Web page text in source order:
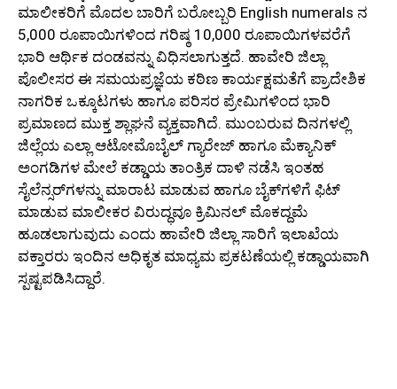
ಮಾಲೀಕರಿಗೆ ಮೊದಲ ಬಾರಿಗೆ ಬರೋಬ್ಬರಿ English numerals ನ
5,000 ರೂಪಾಯಿಗಳಿಂದ ಗರಿಷ್ಠ 10,000 ರೂಪಾಯಿಗಳವರೆಗೆ
ಭಾರಿ ಆರ್ಥಿಕ ದಂಡವನ್ನು ವಿಧಿಸಲಾಗುತ್ತದೆ. ಹಾವೇರಿ ಜಿಲ್ಲಾ
ಪೊಲೀಸರ ಈ ಸಮಯಪ್ರಜ್ಞೆಯ ಕಠಿಣ ಕಾರ್ಯಕ್ಷಮತೆಗೆ ಪ್ರಾದೇಶಿಕ
ನಾಗರಿಕ ಒಕ್ಕೂಟಗಳು ಹಾಗೂ ಪರಿಸರ ಪ್ರೇಮಿಗಳಿಂದ ಭಾರಿ
ಪ್ರಮಾಣದ ಮುಕ್ತ ಶ್ಲಾಘನೆ ವ್ಯಕ್ತವಾಗಿದೆ. ಮುಂಬರುವ ದಿನಗಳಲ್ಲಿ
ಜಿಲ್ಲೆಯ ಎಲ್ಲಾ ಆಟೋಮೊಬೈಲ್ ಗ್ಯಾರೇಜ್ ಹಾಗೂ ಮೆಕ್ಯಾನಿಕ್
ಅಂಗಡಿಗಳ ಮೇಲೆ ಕಡ್ಡಾಯ ತಾಂತ್ರಿಕ ದಾಳಿ ನಡೆಸಿ ಇಂತಹ
ಸೈಲೆನ್ಸರ್‌ಗಳನ್ನು ಮಾರಾಟ ಮಾಡುವ ಹಾಗೂ ಬೈಕ್‌ಗಳಿಗೆ ಫಿಟ್
ಮಾಡುವ ಮಾಲೀಕರ ವಿರುದ್ಧವೂ ಕ್ರಿಮಿನಲ್ ಮೊಕದ್ದಮೆ
ಹೂಡಲಾಗುವುದು ಎಂದು ಹಾವೇರಿ ಜಿಲ್ಲಾ ಸಾರಿಗೆ ಇಲಾಖೆಯ
ವಕ್ತಾರರು ಇಂದಿನ ಅಧಿಕೃತ ಮಾಧ್ಯಮ ಪ್ರಕಟಣೆಯಲ್ಲಿ ಕಡ್ಡಾಯವಾಗಿ
ಸ್ಪಷ್ಟಪಡಿಸಿದ್ದಾರೆ.